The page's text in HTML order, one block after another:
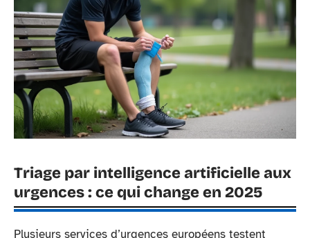
Triage par intelligence artificielle aux
urgences : ce qui change en 2025
Plusieurs services d’urgences européens testent